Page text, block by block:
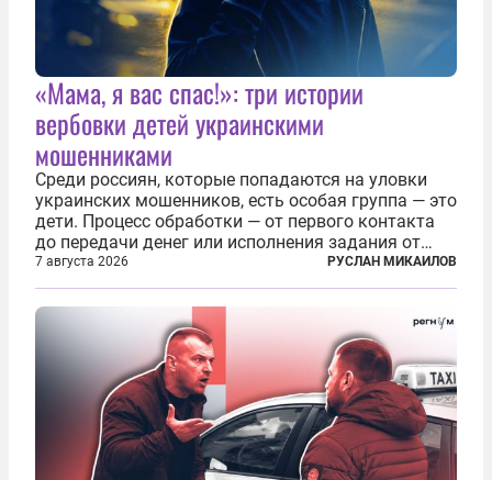
«Мама, я вас спас!»: три истории
вербовки детей украинскими
мошенниками
Среди россиян, которые попадаются на уловки
украинских мошенников, есть особая группа — это
дети. Процесс обработки — от первого контакта
до передачи денег или исполнения задания от
кураторов может занять от двух часов до
нескольких месяцев. Детей превращают в
послушных исполнителей, которые...
7 августа 2026 РУСЛАН МИКАИЛОВ